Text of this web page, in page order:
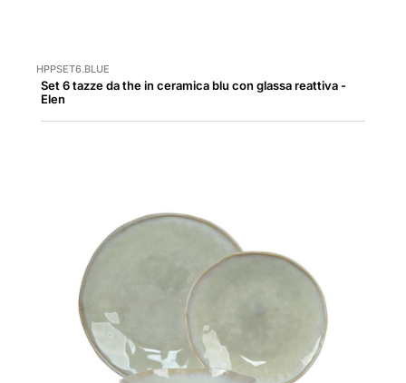
HPPSET6.BLUE
Set 6 tazze da the in ceramica blu con glassa reattiva -
Elen